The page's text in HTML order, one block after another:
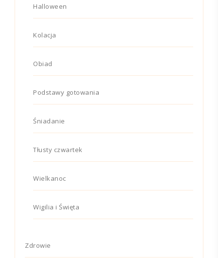
Halloween
Kolacja
Obiad
Podstawy gotowania
Śniadanie
Tłusty czwartek
Wielkanoc
Wigilia i Święta
Zdrowie